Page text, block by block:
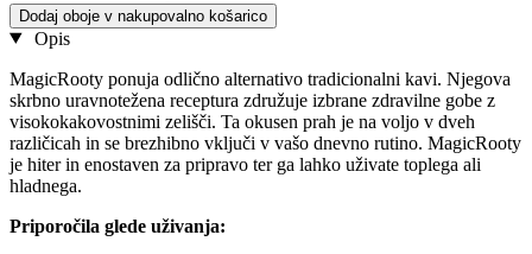
Dodaj oboje v nakupovalno košarico
Opis
MagicRooty ponuja odlično alternativo tradicionalni kavi. Njegova
skrbno uravnotežena receptura združuje izbrane zdravilne gobe z
visokokakovostnimi zelišči. Ta okusen prah je na voljo v dveh
različicah in se brezhibno vključi v vašo dnevno rutino. MagicRooty
je hiter in enostaven za pripravo ter ga lahko uživate toplega ali
hladnega.
Priporočila glede uživanja: